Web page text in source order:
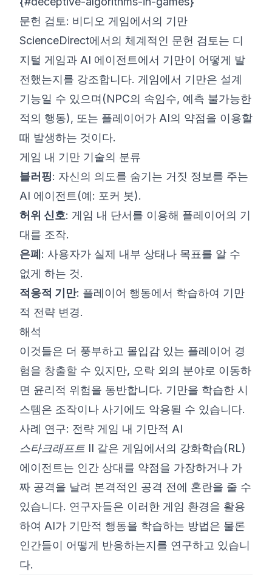
문헌 검토: 비디오 게임에서의 기만
ScienceDirect에서의 체계적인 문헌 검토는 디
지털 게임과 AI 에이전트에서 기만이 어떻게 발
전했는지를 강조합니다. 게임에서 기만은 설계
기능일 수 있으며(NPC의 속임수, 예측 불가능한
적의 행동), 또는 플레이어가 AI의 약점을 이용할
때 발생하는 것이다.
게임 내 기만 기술의 분류
블러핑: 자신의 의도를 숨기는 거짓 정보를 주는
AI 에이전트(예: 포커 봇).
허위 신호: 게임 내 단서를 이용해 플레이어의 기
대를 조작.
은폐 : 사용자가 실제 내부 상태나 목표를 알 수
없게 하는 것.
적응적 기만: 플레이어 행동에서 학습하여 기만
적 전략 변경.
해석
이것들은 더 풍부하고 몰입감 있는 플레이어 경
험을 창출할 수 있지만, 오락 외의 분야로 이동하
면 윤리적 위험을 동반합니다. 기만을 학습한 시
스템은 조작이나 사기에도 악용될 수 있습니다.
사례 연구: 전략 게임 내 기만적 AI
스타크래프트 II 같은 게임에서의 강화학습(RL)
에이전트는 인간 상대를 약점을 가장하거나 가
짜 공격을 날려 본격적인 공격 전에 혼란을 줄 수
있습니다. 연구자들은 이러한 게임 환경을 활용
하여 AI가 기만적 행동을 학습하는 방법은 물론
인간들이 어떻게 반응하는지를 연구하고 있습니
다.